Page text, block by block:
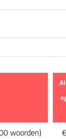
woorden)